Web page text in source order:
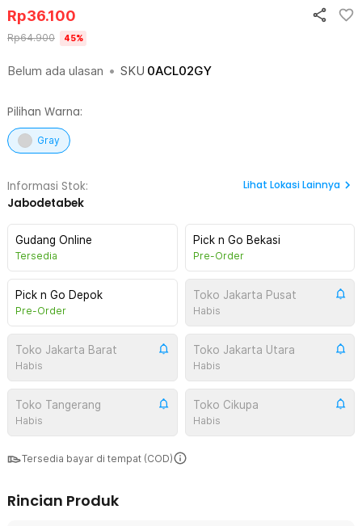
Belum ada ulasan • SKU 0ACL02GY
Rp36.100
Rp64.900 45%
Pilihan Warna:
Gray
Informasi Stok:
Jabodetabek
Lihat Lokasi Lainnya
Gudang Online
Tersedia
Pick n Go Bekasi
Pre-Order
Pick n Go Depok
Pre-Order
Toko Jakarta Pusat
Habis
Toko Jakarta Barat
Habis
Toko Jakarta Utara
Habis
Toko Tangerang
Habis
Toko Cikupa
Habis
Tersedia bayar di tempat (COD)
Rincian Produk